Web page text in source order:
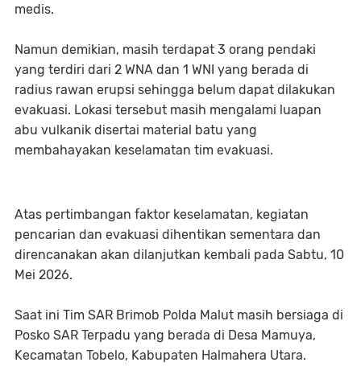
medis.
Namun demikian, masih terdapat 3 orang pendaki
yang terdiri dari 2 WNA dan 1 WNI yang berada di
radius rawan erupsi sehingga belum dapat dilakukan
evakuasi. Lokasi tersebut masih mengalami luapan
abu vulkanik disertai material batu yang
membahayakan keselamatan tim evakuasi.
Atas pertimbangan faktor keselamatan, kegiatan
pencarian dan evakuasi dihentikan sementara dan
direncanakan akan dilanjutkan kembali pada Sabtu, 10
Mei 2026.
Saat ini Tim SAR Brimob Polda Malut masih bersiaga di
Posko SAR Terpadu yang berada di Desa Mamuya,
Kecamatan Tobelo, Kabupaten Halmahera Utara.